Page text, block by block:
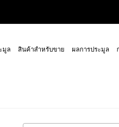
มูล สินค้าสำหรับขาย ผลการประมูล